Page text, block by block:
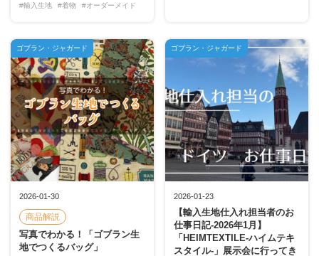
#輸入生地 #着物 #オーダーメイド
2026-01-30
商品解説
写真でわかる！「ゴブラン生
地でつくるバッグ」
ゴブラン・ジャガード
2026-01-23
【輸入生地仕入れ担当者のお
仕事日記-2026年1月】
「HEIMTEXTILE-ハイムテキ
スタイル-」展示会に行ってき
ゴブラン・ジャガード